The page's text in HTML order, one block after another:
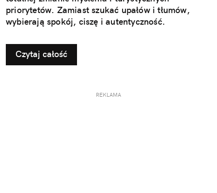
priorytetów. Zamiast szukać upałów i tłumów,
wybierają spokój, ciszę i autentyczność.
Czytaj całość
REKLAMA